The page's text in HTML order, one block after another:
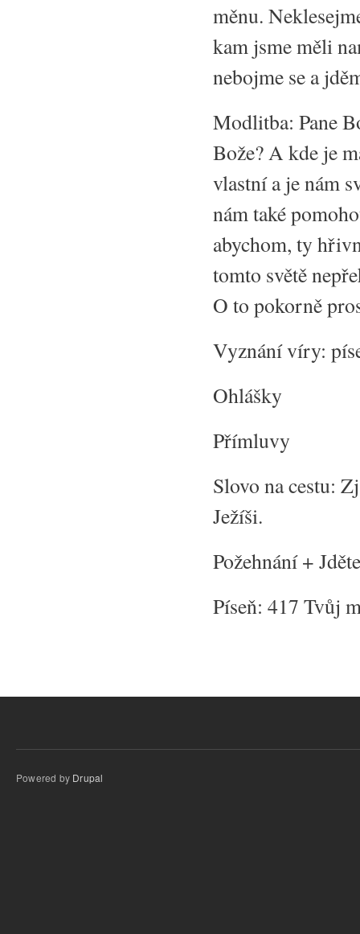
měnu.
kam jsme měli
nebojme se a
Modlitba: Pane
Bože? A kde je
vlastní a je nám
nám také
abychom, ty
tomto světě
O to pokorně
Vyznání víry:
Ohlášky
Přímluvy
Slovo na cestu:
Ježíši.
Požehnání +
Píseň: 417 Tvůj
Powered by Drupal